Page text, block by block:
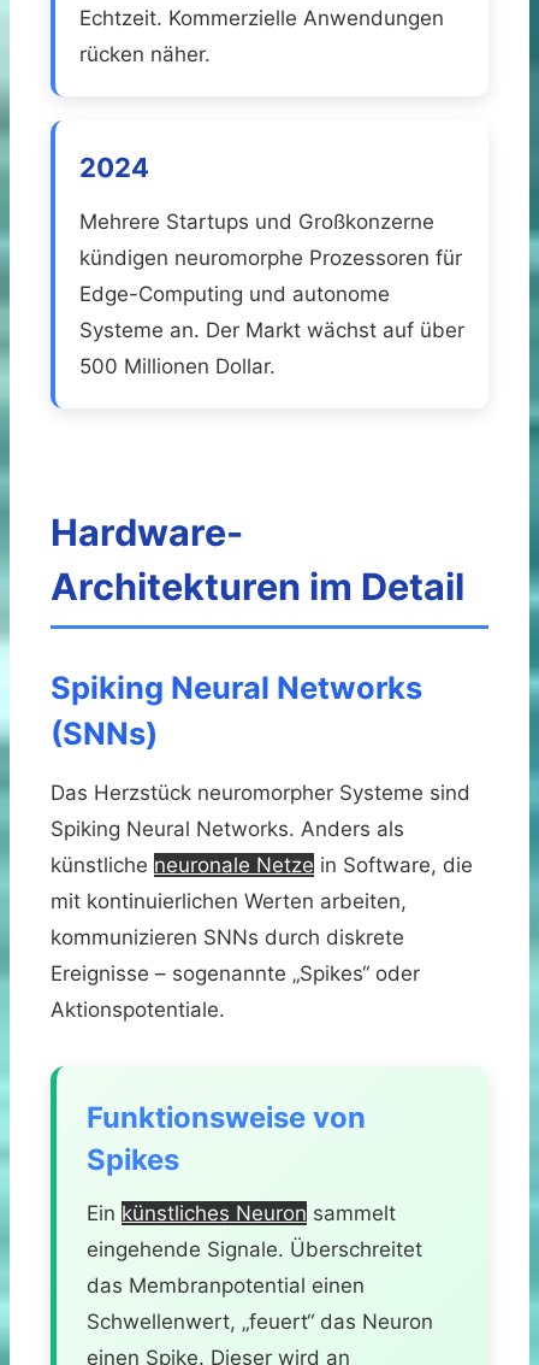
Echtzeit. Kommerzielle Anwendungen
rücken näher.
2024
Mehrere Startups und Großkonzerne
kündigen neuromorphe Prozessoren für
Edge-Computing und autonome
Systeme an. Der Markt wächst auf über
500 Millionen Dollar.
Hardware-
Architekturen im Detail
Spiking Neural Networks
(SNNs)
Das Herzstück neuromorpher Systeme sind
Spiking Neural Networks. Anders als
künstliche neuronale Netze in Software, die
mit kontinuierlichen Werten arbeiten,
kommunizieren SNNs durch diskrete
Ereignisse – sogenannte „Spikes“ oder
Aktionspotentiale.
Funktionsweise von
Spikes
Ein künstliches Neuron sammelt
eingehende Signale. Überschreitet
das Membranpotential einen
Schwellenwert, „feuert“ das Neuron
einen Spike. Dieser wird an